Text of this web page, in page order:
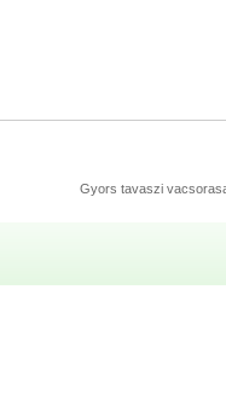
Gyors tavaszi